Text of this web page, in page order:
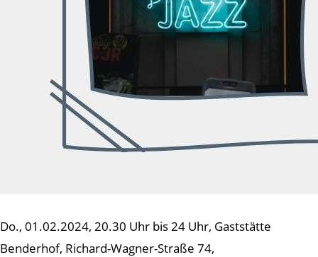
Do., 01.02.2024, 20.30 Uhr bis 24 Uhr, Gaststätte
Benderhof, Richard-Wagner-Straße 74,